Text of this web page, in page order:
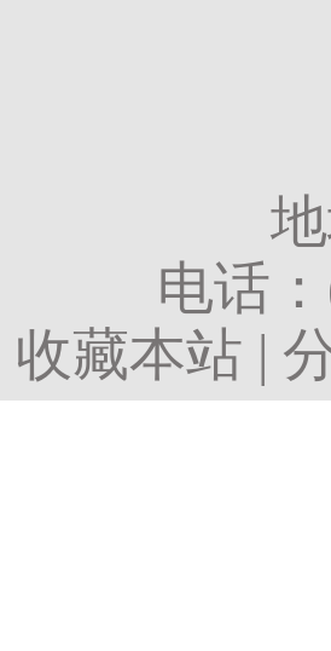
电话：
收藏本站 |